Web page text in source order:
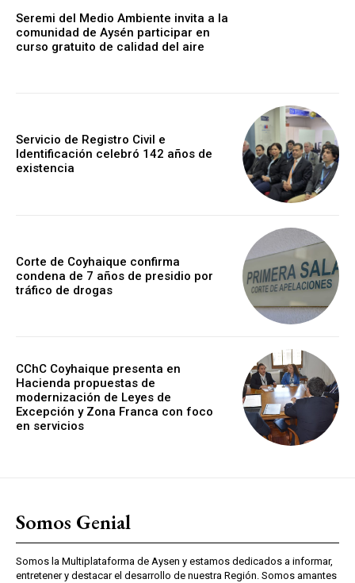
Seremi del Medio Ambiente invita a la
comunidad de Aysén participar en
curso gratuito de calidad del aire
Servicio de Registro Civil e
Identificación celebró 142 años de
existencia
Corte de Coyhaique confirma
condena de 7 años de presidio por
tráfico de drogas
CChC Coyhaique presenta en
Hacienda propuestas de
modernización de Leyes de
Excepción y Zona Franca con foco
en servicios
Somos Genial
Somos la Multiplataforma de Aysen y estamos dedicados a informar,
entretener y destacar el desarrollo de nuestra Región. Somos amantes